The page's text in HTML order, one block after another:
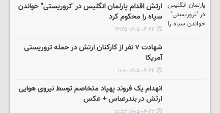
ارتش اقدام پارلمان انگلیس در "تروریستی" خواندن
سپاه را محکوم کرد
۱۴۰۵-۰۴-۲۴ ۱۲:۴۵
شهادت ۷ نفر از کارکنان ارتش در حمله تروریستی
آمریکا
۱۴۰۵-۰۴-۲۴ ۱۱:۰۰
انهدام یک فروند پهپاد متخاصم توسط نیروی هوایی
ارتش در بندرعباس + عکس